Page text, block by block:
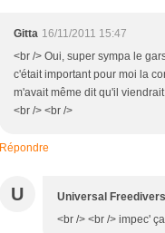
Gitta 16/11/2011 15:47
<br /> Oui, super sympa le
c'était important pour moi la
m'avait même dit qu'il
<br /> <br />
Répondre
U Universal Freedivers
<br /> <br /> impec'